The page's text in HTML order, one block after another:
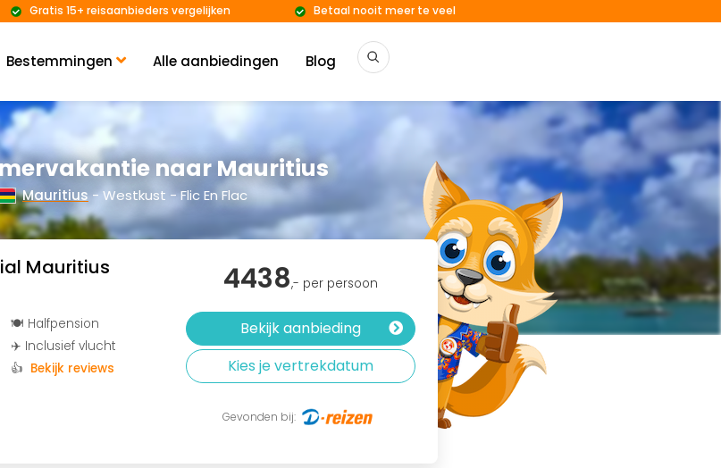
Bestemmingen Alle aanbiedingen Blog
Gratis 15+ reisaanbieders vergelijken Betaal nooit meer te veel
naar Mauritius
Mauritius - Westkust - Flic En Flac
4438,- per persoon
Bekijk aanbieding
Kies je vertrekdatum
Gevonden bij:
Mauritius
🍽️ Halfpension
✈️ Inclusief vlucht
👍 Bekijk reviews